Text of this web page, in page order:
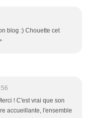
blog :) Chouette cet
! C'est vrai que son
accueillante, l'ensemble